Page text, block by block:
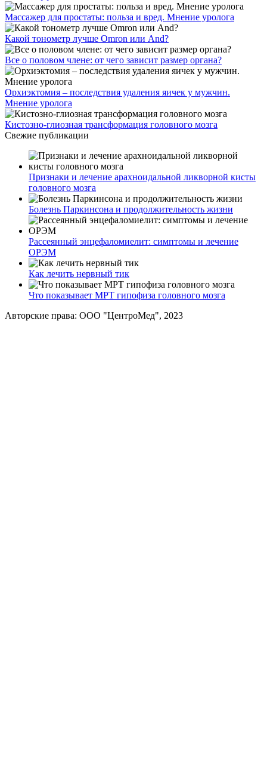
Массажер для простаты: польза и вред. Мнение уролога
Какой тонометр лучше Omron или And?
Все о половом члене: от чего зависит размер органа?
Орхиэктомия – последствия удаления яичек у мужчин.
Мнение уролога
Кистозно-глиозная трансформация головного мозга
Свежие публикации
Признаки и лечение арахноидальной ликворной кисты
головного мозга
Болезнь Паркинсона и продолжительность жизни
Рассеянный энцефаломиелит: симптомы и лечение
ОРЭМ
Как лечить нервный тик
Что показывает МРТ гипофиза головного мозга
Авторские права: ООО "ЦентроМед", 2023